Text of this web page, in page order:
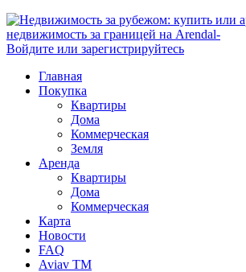
Войдите или зарегистрируйтесь
Главная
Покупка
Квартиры
Дома
Коммерческая
Земля
Аренда
Квартиры
Дома
Коммерческая
Карта
Новости
FAQ
Aviav TM